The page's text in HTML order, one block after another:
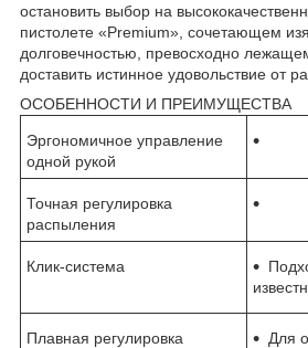
остановить выбор на
пистолете «Premium», сочетающем
долговечностью, превосходно
доставить истинное удовольствие от
ОСОБЕННОСТИ И ПРЕИМУЩЕСТВА
Эргономичное управление
одной рукой
Точная регулировка
распыления
Клик-система
Плавная регулировка
Для